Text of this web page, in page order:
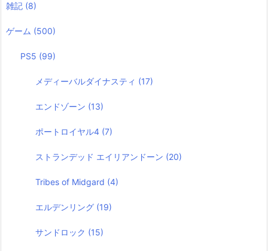
雑記 (8)
ゲーム (500)
PS5 (99)
メディーバルダイナスティ (17)
エンドゾーン (13)
ポートロイヤル4 (7)
ストランデッド エイリアンドーン (20)
Tribes of Midgard (4)
エルデンリング (19)
サンドロック (15)